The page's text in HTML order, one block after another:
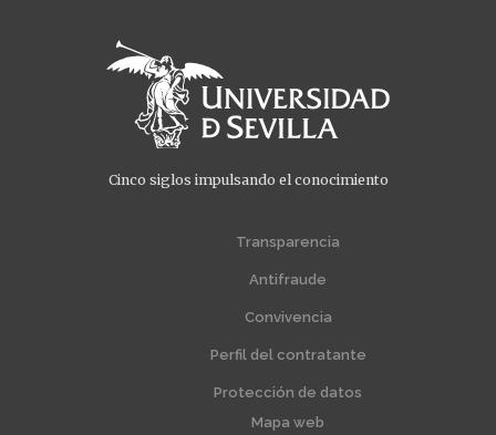
Cinco siglos impulsando el conocimiento
Transparencia
Antifraude
Convivencia
Perfil del contratante
Protección de datos
Mapa web